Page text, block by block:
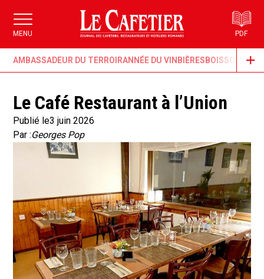
MENU PDF
AMBASSADEUR DU TERROIRANNÉE DU VINBIÈRESBOISSONS &
Le Café Restaurant à l’Union
Publié le3 juin 2026
Par :Georges Pop